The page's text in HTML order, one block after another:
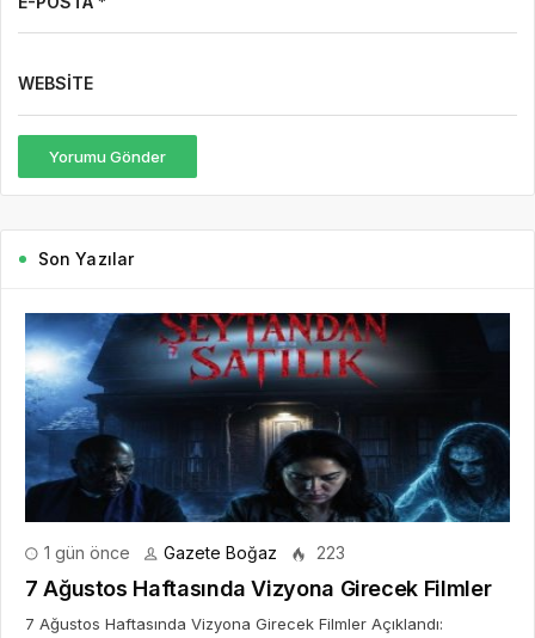
WEBSITE
Yorumu Gönder
Son Yazılar
1 gün önce Gazete Boğaz 223
7 Ağustos Haftasında Vizyona Girecek Filmler
7 Ağustos Haftasında Vizyona Girecek Filmler Açıklandı: